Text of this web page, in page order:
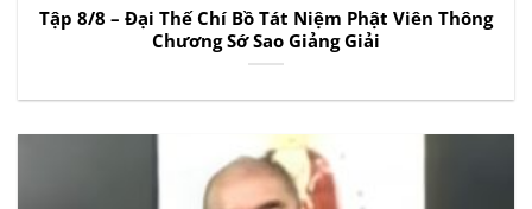
Tập 8/8 – Đại Thế Chí Bồ Tát Niệm Phật Viên Thông
Chương Sớ Sao Giảng Giải